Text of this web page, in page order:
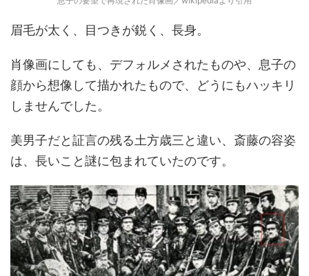
眉毛が太く、目つきが鋭く、長身。
肖像画にしても、デフォルメされたものや、息子の
顔から想像して描かれたもので、どうにもハッキリ
しませんでした。
美男子だと証言の残る土方歳三と違い、斎藤の容姿
は、長いこと謎に包まれていたのです。